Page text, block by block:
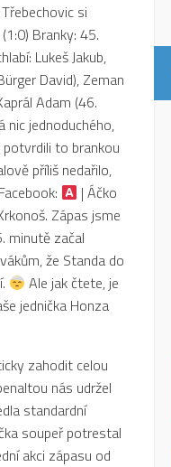
si
Branky: 45.
Lukeš Jakub,
David), Zeman
Adam (46.
nic jednoduchého,
to brankou
příliš nedařilo,
| Áčko
Zápas jsme
minutě začal
že Standa do
Ale jak čtete, je
jednička Honza
zahodit celou
nás udržel
standardní
soupeř potrestal
akci zápasu od